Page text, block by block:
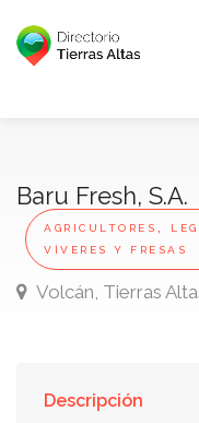
Baru Fresh, S.A.
AGRICULTORES ,
VÍVERES Y FRESAS
Volcán, Tierras
Descripción